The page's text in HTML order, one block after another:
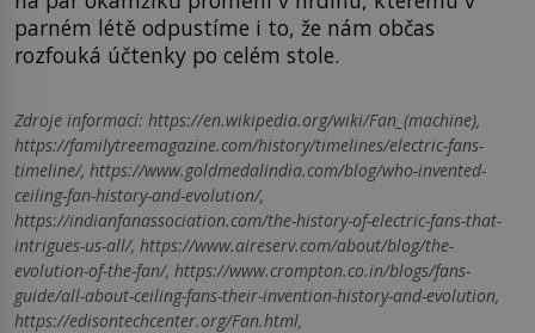
parném létě odpustíme i to, že nám občas
rozfouká účtenky po celém stole.
Zdroje informací: https://en.wikipedia.org/wiki/Fan_(machine),
https://familytreemagazine.com/history/timelines/electric-fans-
timeline/, https://www.goldmedalindia.com/blog/who-invented-
ceiling-fan-history-and-evolution/,
https://indianfanassociation.com/the-history-of-electric-fans-that-
intrigues-us-all/, https://www.aireserv.com/about/blog/the-
evolution-of-the-fan/, https://www.crompton.co.in/blogs/fans-
guide/all-about-ceiling-fans-their-invention-history-and-evolution,
https://edisontechcenter.org/Fan.html,